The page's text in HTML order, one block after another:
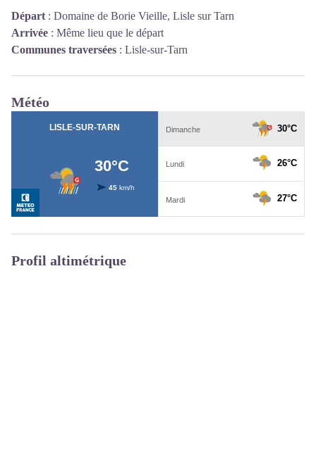
Départ : Domaine de Borie Vieille, Lisle sur Tarn
Arrivée : Même lieu que le départ
Communes traversées : Lisle-sur-Tarn
Météo
Profil altimétrique